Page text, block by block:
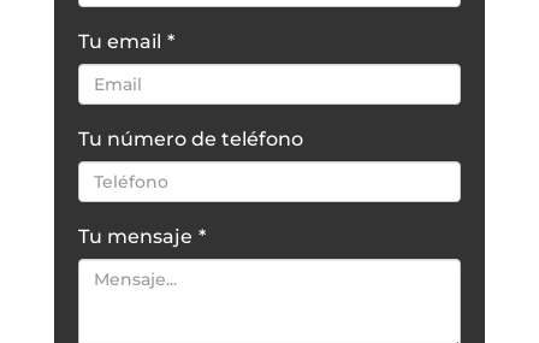
Tu email *
Tu número de teléfono
Tu mensaje *